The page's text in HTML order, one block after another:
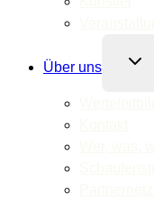
Über uns